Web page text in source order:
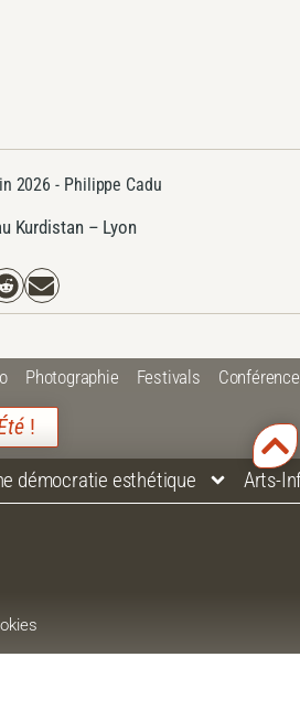
2026 - Philippe Cadu
Kurdistan – Lyon
Photographie Festivals
!
démocratie esthétique Arts-